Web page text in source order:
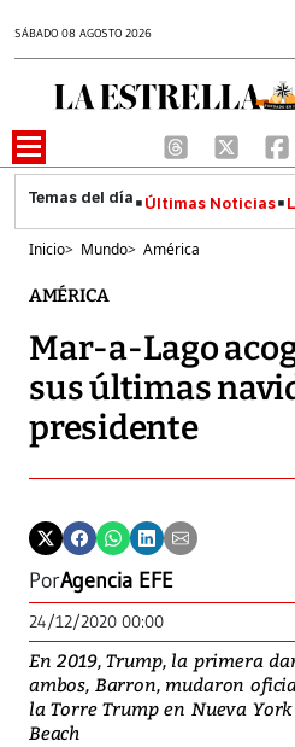
SÁBADO 08 AGOSTO 2026
Últimas Noticias
Inicio> Mundo> América
AMÉRICA
Mar-a-Lago
sus últimas
presidente
PorAgencia EFE
24/12/2020 00:00
En 2019, Trump, la primera
ambos, Barron, mudaron
la Torre Trump en Nueva
Beach